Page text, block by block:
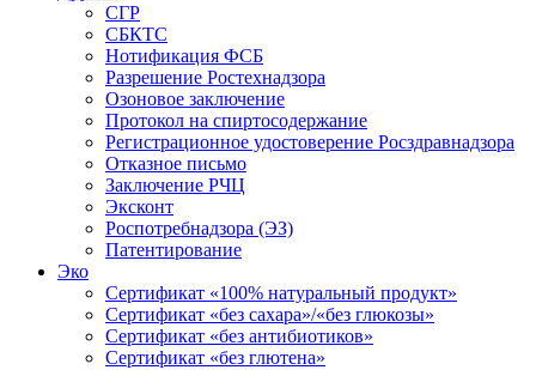
СГР
СБКТС
Нотификация ФСБ
Разрешение Ростехнадзора
Озоновое заключение
Протокол на спиртосодержание
Регистрационное удостоверение Росздравнадзора
Отказное письмо
Заключение РЧЦ
Эксконт
Роспотребнадзора (ЭЗ)
Патентирование
Эко
Сертификат «100% натуральный продукт»
Сертификат «без сахара»/«без глюкозы»
Сертификат «без антибиотиков»
Сертификат «без глютена»